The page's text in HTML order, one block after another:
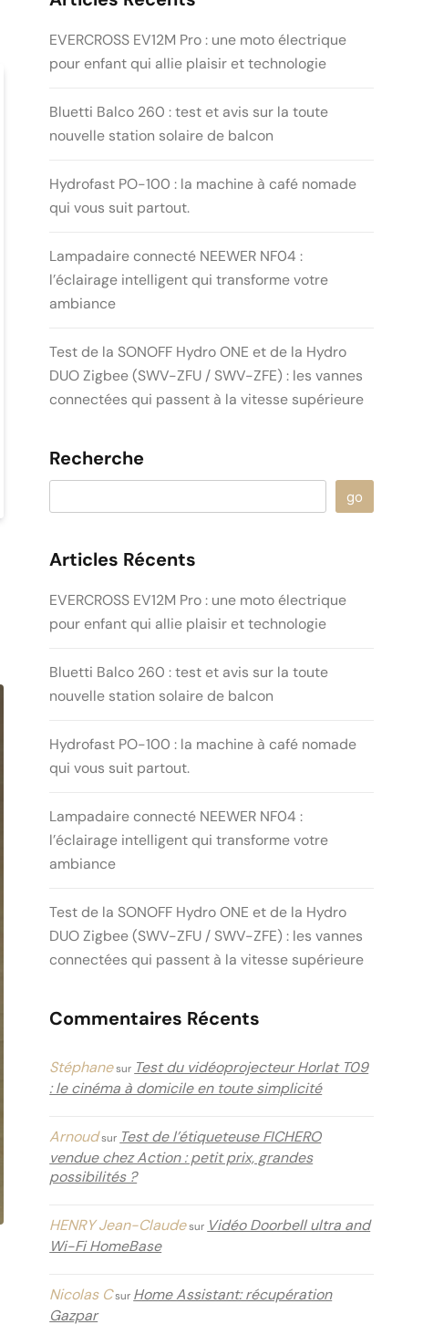
EVERCROSS EV12M Pro : une moto électrique
pour enfant qui allie plaisir et technologie
Bluetti Balco 260 : test et avis sur la toute
nouvelle station solaire de balcon
Hydrofast PO-100 : la machine à café nomade
qui vous suit partout.
Lampadaire connecté NEEWER NF04 :
l’éclairage intelligent qui transforme votre
ambiance
Test de la SONOFF Hydro ONE et de la Hydro
DUO Zigbee (SWV-ZFU / SWV-ZFE) : les vannes
connectées qui passent à la vitesse supérieure
Recherche
go
Articles Récents
EVERCROSS EV12M Pro : une moto électrique
pour enfant qui allie plaisir et technologie
Bluetti Balco 260 : test et avis sur la toute
nouvelle station solaire de balcon
Hydrofast PO-100 : la machine à café nomade
qui vous suit partout.
Lampadaire connecté NEEWER NF04 :
l’éclairage intelligent qui transforme votre
ambiance
Test de la SONOFF Hydro ONE et de la Hydro
DUO Zigbee (SWV-ZFU / SWV-ZFE) : les vannes
connectées qui passent à la vitesse supérieure
Commentaires Récents
Stéphanesur Test du vidéoprojecteur Horlat T09
: le cinéma à domicile en toute simplicité
Arnoudsur Test de l’étiqueteuse FICHERO
vendue chez Action : petit prix, grandes
possibilités ?
HENRY Jean-Claudesur Vidéo Doorbell ultra and
Wi-Fi HomeBase
Nicolas Csur Home Assistant: récupération
Gazpar